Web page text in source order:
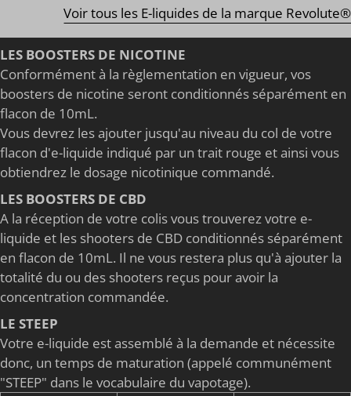
Voir tous les E-liquides de la marque Revolute®
LES BOOSTERS DE NICOTINE
Conformément à la règlementation en vigueur, vos
boosters de nicotine seront conditionnés séparément en
flacon de 10mL.
Vous devrez les ajouter jusqu'au niveau du col de votre
flacon d'e-liquide indiqué par un trait rouge et ainsi vous
obtiendrez le dosage nicotinique commandé.
LES BOOSTERS DE CBD
A la réception de votre colis vous trouverez votre e-
liquide et les shooters de CBD conditionnés séparément
en flacon de 10mL. Il ne vous restera plus qu'à ajouter la
totalité du ou des shooters reçus pour avoir la
concentration commandée.
LE STEEP
Votre e-liquide est assemblé à la demande et nécessite
donc, un temps de maturation (appelé communément
"STEEP" dans le vocabulaire du vapotage).